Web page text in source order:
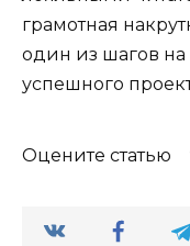
грамотная
один из шагов
успешного
Оцените статью